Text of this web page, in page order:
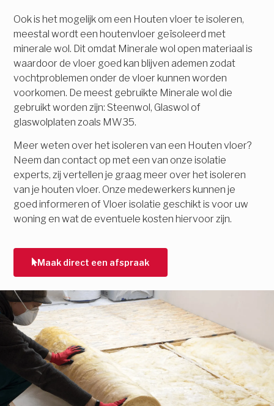
Ook is het mogelijk om een Houten vloer te isoleren,
meestal wordt een houtenvloer geïsoleerd met
minerale wol. Dit omdat Minerale wol open materiaal is
waardoor de vloer goed kan blijven ademen zodat
vochtproblemen onder de vloer kunnen worden
voorkomen. De meest gebruikte Minerale wol die
gebruikt worden zijn: Steenwol, Glaswol of
glaswolplaten zoals MW35.
Meer weten over het isoleren van een Houten vloer?
Neem dan contact op met een van onze isolatie
experts, zij vertellen je graag meer over het isoleren
van je houten vloer. Onze medewerkers kunnen je
goed informeren of Vloer isolatie geschikt is voor uw
woning en wat de eventuele kosten hiervoor zijn.
Maak direct een afspraak